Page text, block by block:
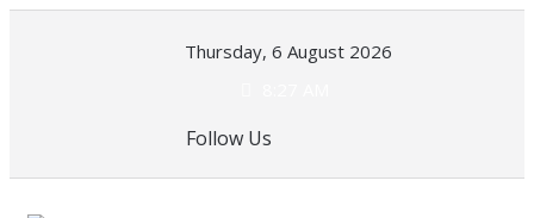
Thursday, 6 August 2026
Follow Us